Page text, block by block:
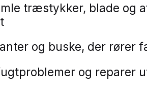
træstykker, blade og
og buske, der rører
og reparer